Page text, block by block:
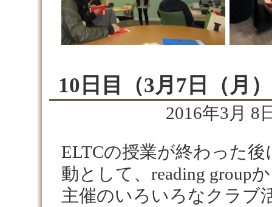
10日目（3月7日（月）
2016年3月 8
ELTCの授業が終わった後
動として、 reading group
主催のいろいろなクラブ